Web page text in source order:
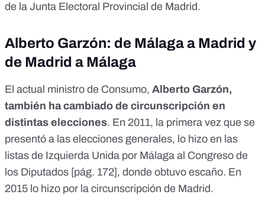
de la Junta Electoral Provincial de Madrid.
Alberto Garzón: de Málaga a Madrid y
de Madrid a Málaga
El actual ministro de Consumo, Alberto Garzón,
también ha cambiado de circunscripción en
distintas elecciones. En 2011, la primera vez que se
presentó a las elecciones generales, lo hizo en las
listas de Izquierda Unida por Málaga al Congreso de
los Diputados [pág. 172], donde obtuvo escaño. En
2015 lo hizo por la circunscripción de Madrid.